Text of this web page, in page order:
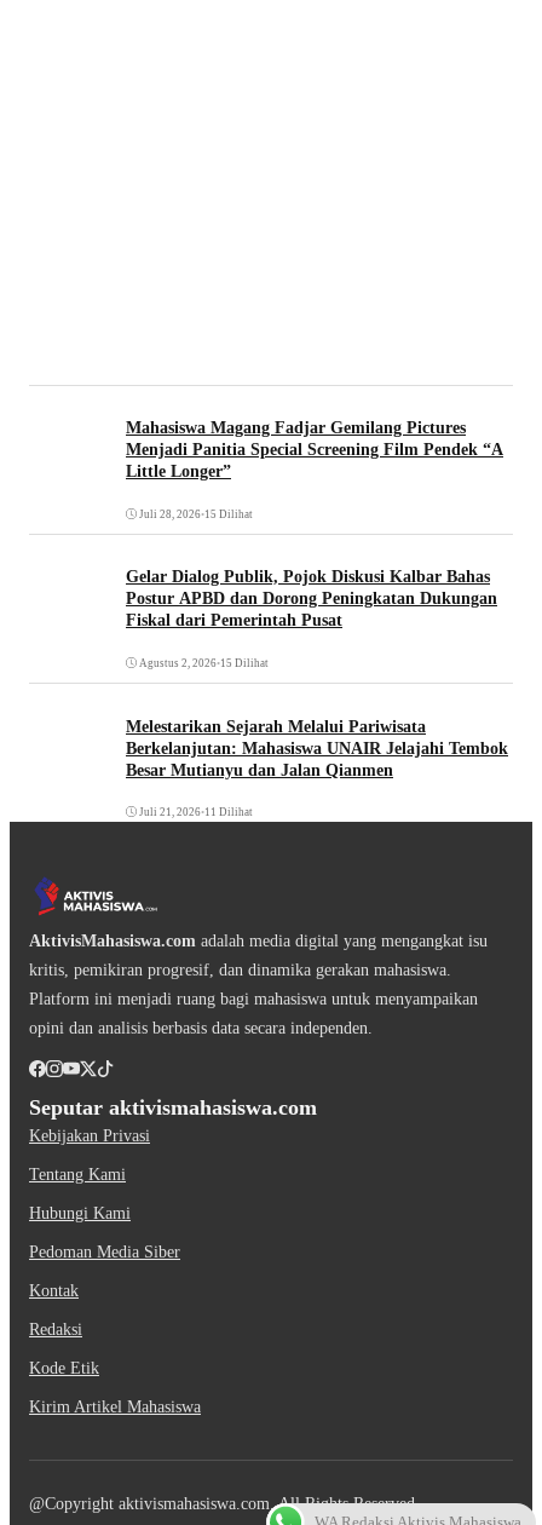
Mahasiswa Magang Fadjar Gemilang Pictures
Menjadi Panitia Special Screening Film Pendek “A
Little Longer”
Juli 28, 2026•15 Dilihat
Gelar Dialog Publik, Pojok Diskusi Kalbar Bahas
Postur APBD dan Dorong Peningkatan Dukungan
Fiskal dari Pemerintah Pusat
Agustus 2, 2026•15 Dilihat
Melestarikan Sejarah Melalui Pariwisata
Berkelanjutan: Mahasiswa UNAIR Jelajahi Tembok
Besar Mutianyu dan Jalan Qianmen
Juli 21, 2026•11 Dilihat
AktivisMahasiswa.com adalah media digital yang mengangkat isu
kritis, pemikiran progresif, dan dinamika gerakan mahasiswa.
Platform ini menjadi ruang bagi mahasiswa untuk menyampaikan
opini dan analisis berbasis data secara independen.
Seputar aktivismahasiswa.com
Kebijakan Privasi
Tentang Kami
Hubungi Kami
Pedoman Media Siber
Kontak
Redaksi
Kode Etik
Kirim Artikel Mahasiswa
@Copyright aktivismahasiswa.com. All Rights Reserved